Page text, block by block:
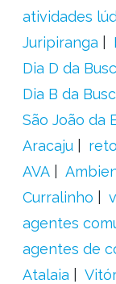
atividades
Juripiranga
Dia D da
Dia B da
São João da
Aracaju
AVA
Curralinho
agentes
agentes de
Atalaia